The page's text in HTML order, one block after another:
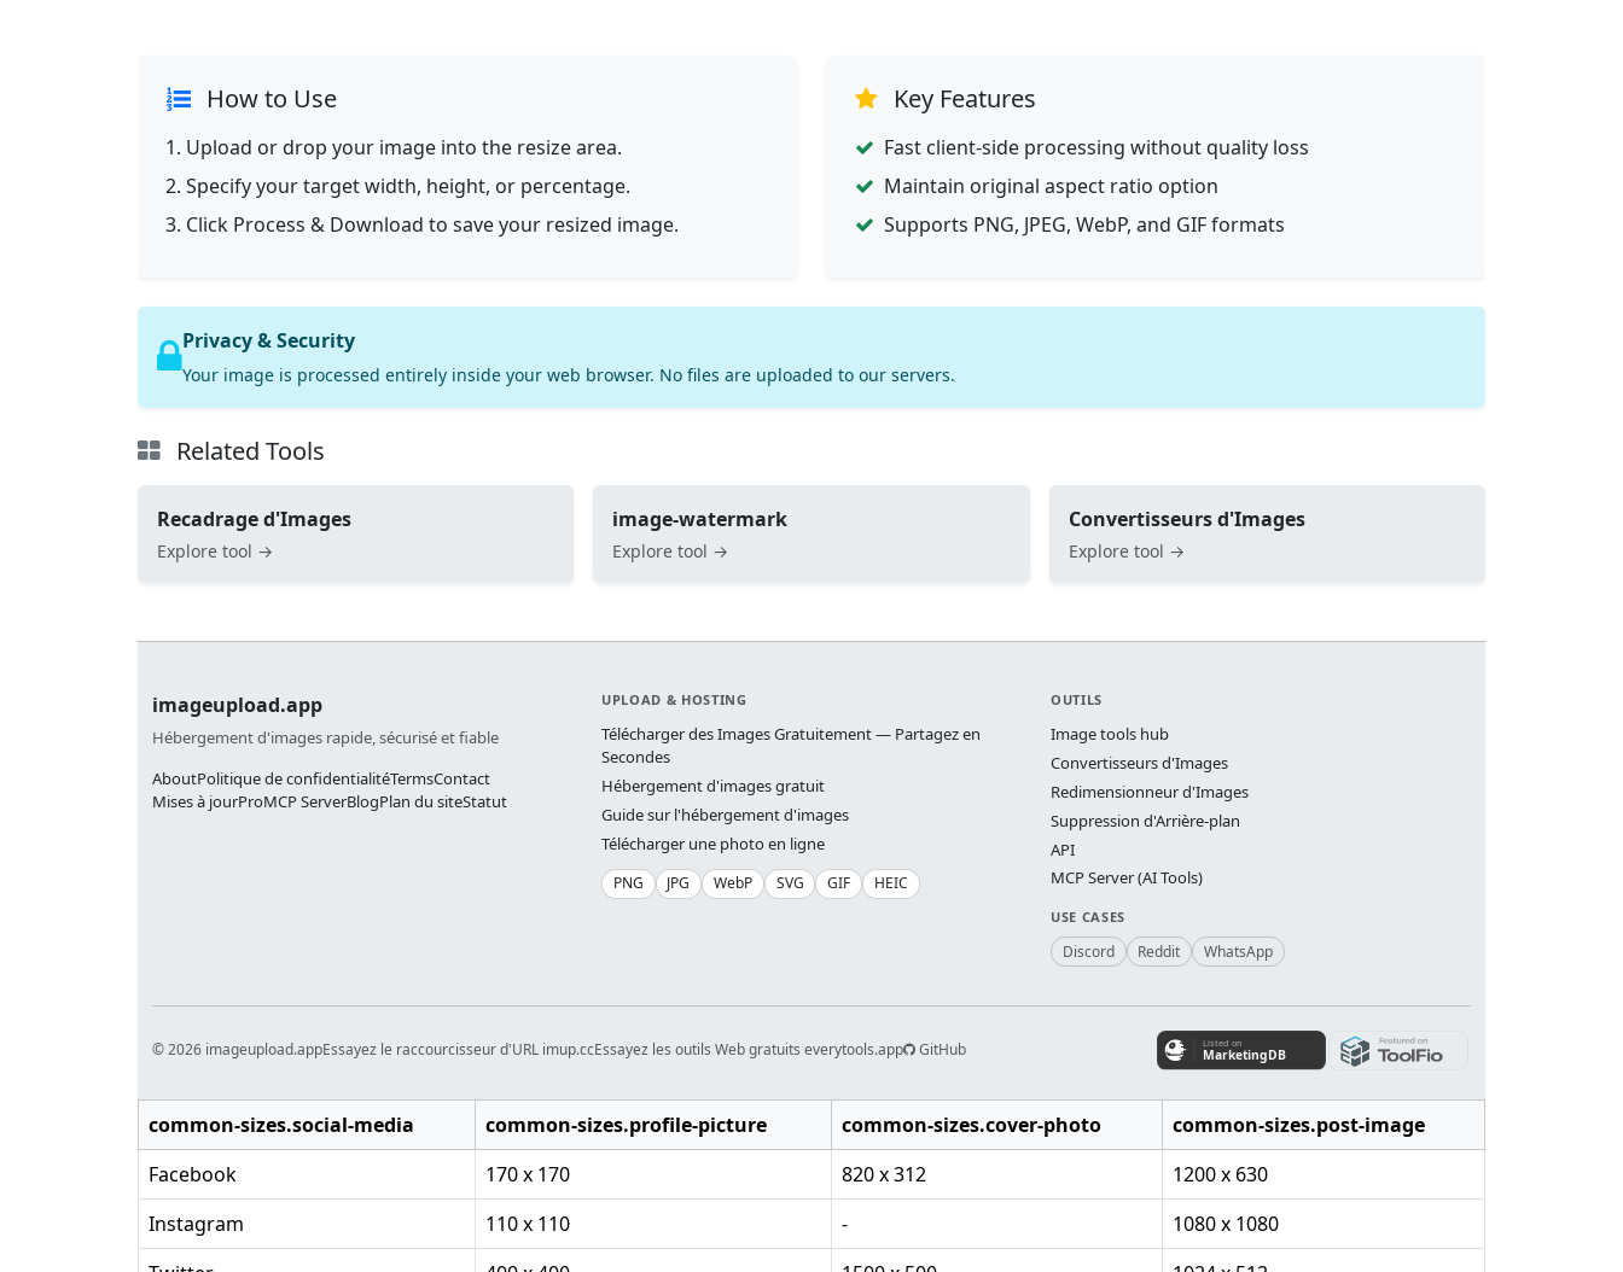
How to Use
Upload or drop your image into the resize area.
Specify your target width, height, or percentage.
Click Process & Download to save your resized image.
Key Features
Fast client-side processing without quality loss
Maintain original aspect ratio option
Supports PNG, JPEG, WebP, and GIF formats
Privacy & Security
Your image is processed entirely inside your web browser. No files are uploaded to our servers.
Related Tools
Recadrage d'Images
Explore tool →
image-watermark
Explore tool →
Convertisseurs d'Images
Explore tool →
imageupload.app
Hébergement d'images rapide, sécurisé et fiable
AboutPolitique de confidentialitéTermsContact
Mises à jourProMCP ServerBlogPlan du siteStatut
UPLOAD & HOSTING
Télécharger des Images Gratuitement — Partagez en
Secondes
Hébergement d'images gratuit
Guide sur l'hébergement d'images
Télécharger une photo en ligne
PNG JPG WebP SVG GIF HEIC
OUTILS
Image tools hub
Convertisseurs d'Images
Redimensionneur d'Images
Suppression d'Arrière-plan
API
MCP Server (AI Tools)
USE CASES
Discord Reddit WhatsApp
© 2026 imageupload.appEssayez le raccourcisseur d'URL imup.ccEssayez les outils Web gratuits everytools.app GitHub
common-sizes.social-media common-sizes.profile-picture common-sizes.cover-photo
common-sizes.post-image
Facebook
170 x 170 820 x 312
1200 x 630
Instagram
110 x 110 -
1080 x 1080